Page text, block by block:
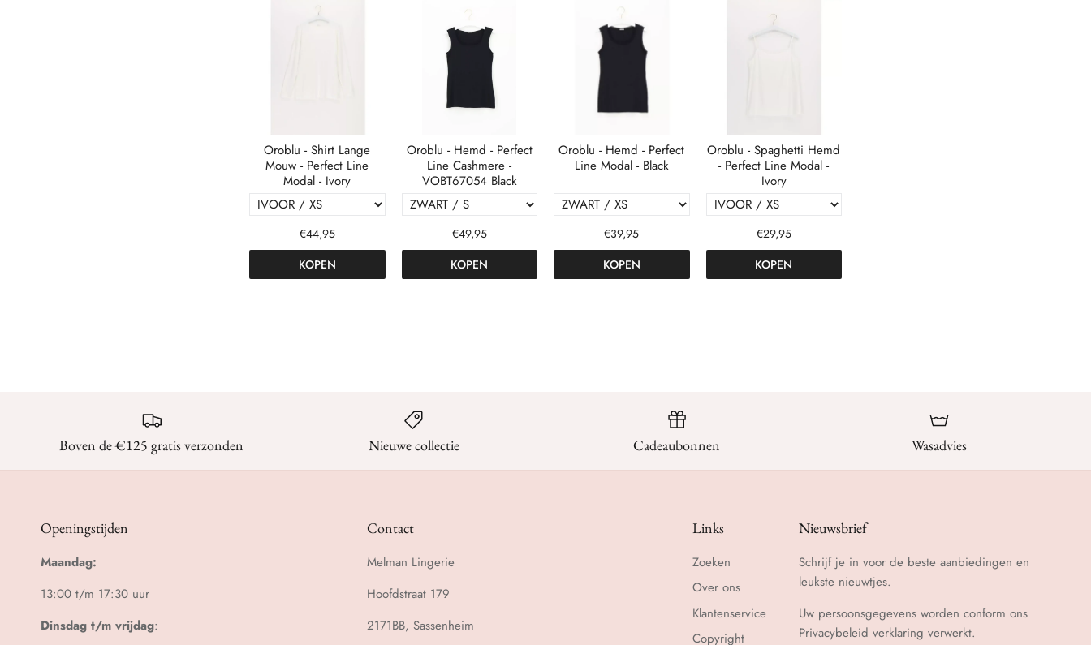
Oroblu - Shirt Lange
Mouw - Perfect Line
Modal - Ivory
€44,95
KOPEN
Oroblu - Hemd - Perfect
Line Cashmere -
VOBT67054 Black
€49,95
KOPEN
Oroblu - Hemd - Perfect
Line Modal - Black
€39,95
KOPEN
Oroblu - Spaghetti Hemd
- Perfect Line Modal -
Ivory
€29,95
KOPEN
Boven de €125 gratis verzonden Nieuwe collectie Cadeaubonnen Wasadvies
Openingstijden
Maandag:
13:00 t/m 17:30 uur
Dinsdag t/m vrijdag:
Contact
Melman Lingerie
Hoofdstraat 179
2171BB, Sassenheim
Links
Zoeken
Over ons
Klantenservice
Copyright
Nieuwsbrief
Schrijf je in voor de beste aanbiedingen en
leukste nieuwtjes.
Uw persoonsgegevens worden conform ons
Privacybeleid verklaring verwerkt.